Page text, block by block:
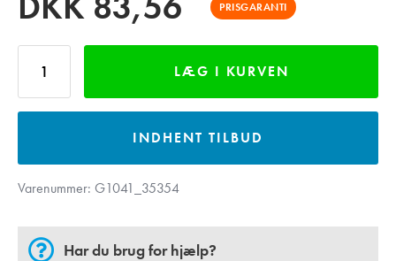
PRISGARANTI
LÆG I KURVEN
INDHENT TILBUD
Varenummer: G1041_35354
Har du brug for hjælp?